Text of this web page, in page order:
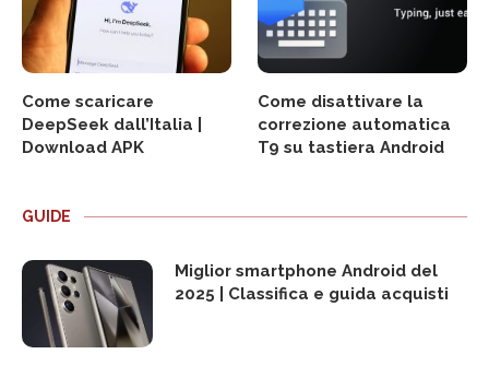
Come scaricare
DeepSeek dall’Italia |
Download APK
Come disattivare la
correzione automatica
T9 su tastiera Android
GUIDE
Miglior smartphone Android del
2025 | Classifica e guida acquisti